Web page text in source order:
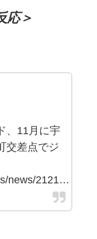
応＞
、11月に宇
交差点でジ
news/2121…